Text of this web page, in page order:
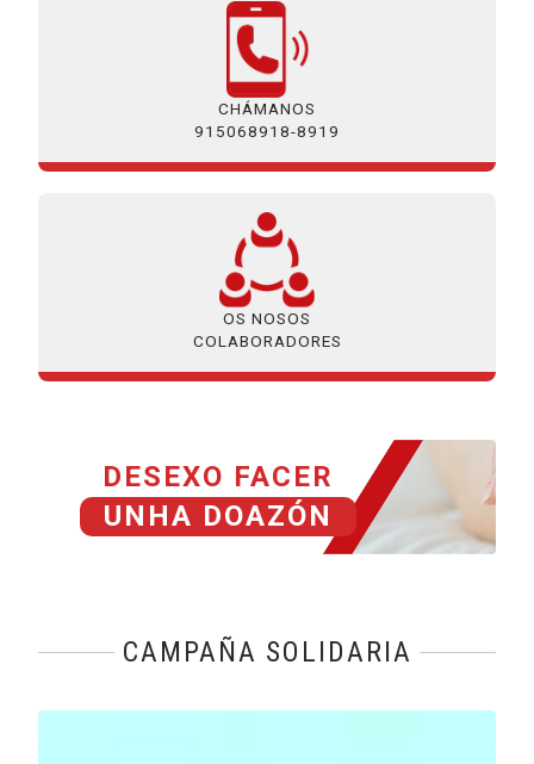
CHÁMANOS
915068918-8919
OS NOSOS
COLABORADORES
DESEXO FACER
UNHA DOAZÓN
CAMPAÑA SOLIDARIA